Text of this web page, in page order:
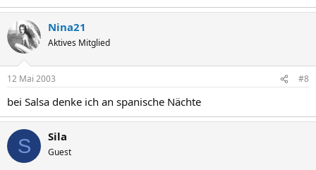
Nina21
Aktives Mitglied
12 Mai 2003 #8
bei Salsa denke ich an spanische Nächte
S Sila
Guest